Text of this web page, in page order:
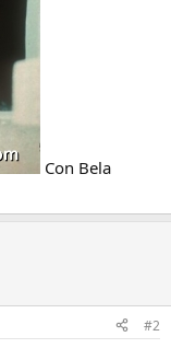
Con Bela
#2